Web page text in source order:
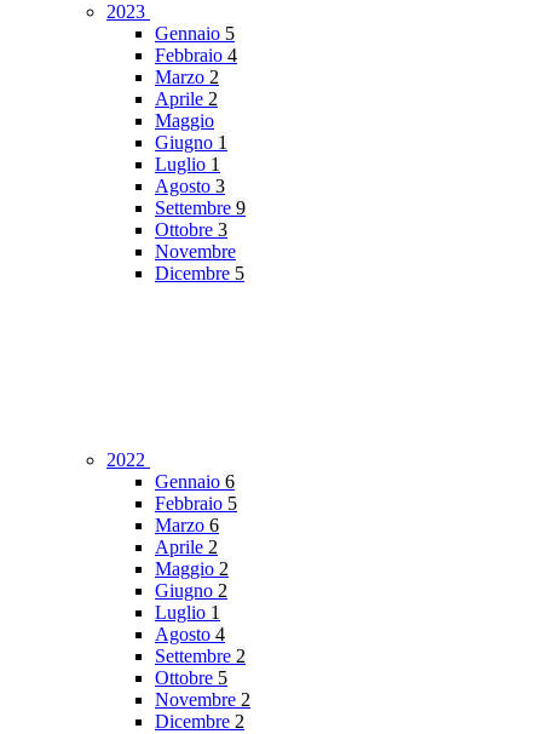
2023
Gennaio 5
Febbraio 4
Marzo 2
Aprile 2
Maggio
Giugno 1
Luglio 1
Agosto 3
Settembre 9
Ottobre 3
Novembre
Dicembre 5
2022
Gennaio 6
Febbraio 5
Marzo 6
Aprile 2
Maggio 2
Giugno 2
Luglio 1
Agosto 4
Settembre 2
Ottobre 5
Novembre 2
Dicembre 2